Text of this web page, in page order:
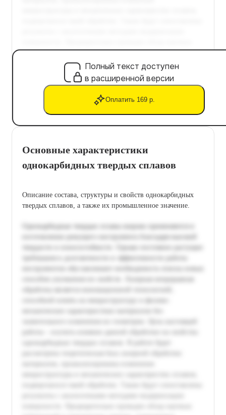
Полный текст доступен
в расширенной версии
Оплатить 169 р.
Основные характеристики
однокарбидных твердых сплавов
Описание состава, структуры и свойств однокарбидных
твердых сплавов, а также их промышленное значение.